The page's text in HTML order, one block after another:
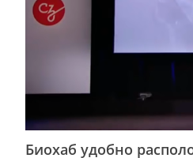
Биохаб удобно